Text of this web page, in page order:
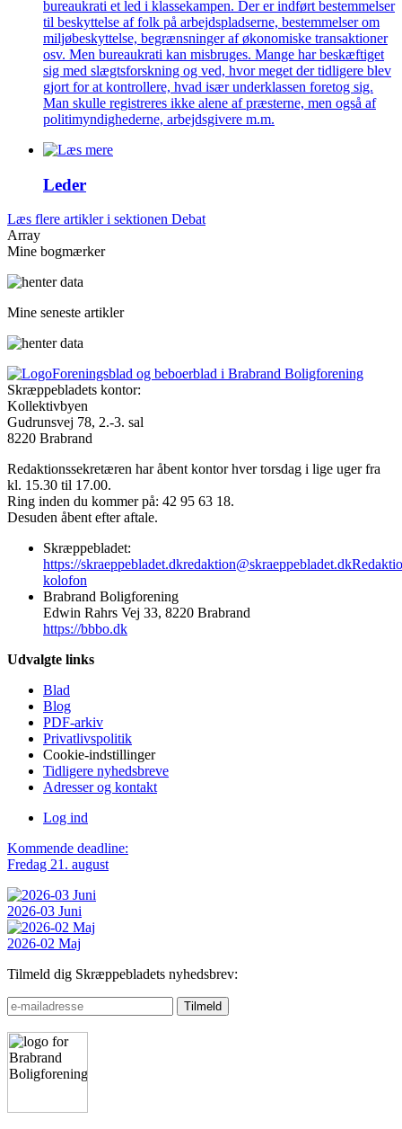
bureaukrati et led i klassekampen. Der er indført bestemmelser
til beskyttelse af folk på arbejdspladserne, bestemmelser om
miljøbeskyttelse, begrænsninger af økonomiske transaktioner
osv. Men bureaukrati kan misbruges. Mange har beskæftiget
sig med slægtsforskning og ved, hvor meget der tidligere blev
gjort for at kontrollere, hvad især underklassen foretog sig.
Man skulle registreres ikke alene af præsterne, men også af
politimyndighederne, arbejdsgivere m.m.
Leder
Læs flere artikler i sektionen Debat
Array
Mine bogmærker
Mine seneste artikler
Foreningsblad og beboerblad i Brabrand Boligforening
Skræppebladets kontor:
Kollektivbyen
Gudrunsvej 78, 2.-3. sal
8220 Brabrand
Redaktionssekretæren har åbent kontor hver torsdag i lige uger fra
kl. 15.30 til 17.00.
Ring inden du kommer på: 42 95 63 18.
Desuden åbent efter aftale.
Skræppebladet:
https://skraeppebladet.dkredaktion@skraeppebladet.dk
kolofon
Brabrand Boligforening
Edwin Rahrs Vej 33, 8220 Brabrand
https://bbbo.dk
Udvalgte links
Blad
Blog
PDF-arkiv
Privatlivspolitik
Cookie-indstillinger
Tidligere nyhedsbreve
Adresser og kontakt
Log ind
Kommende deadline:
Fredag 21. august
2026-03 Juni
2026-02 Maj
Tilmeld dig Skræppebladets nyhedsbrev: